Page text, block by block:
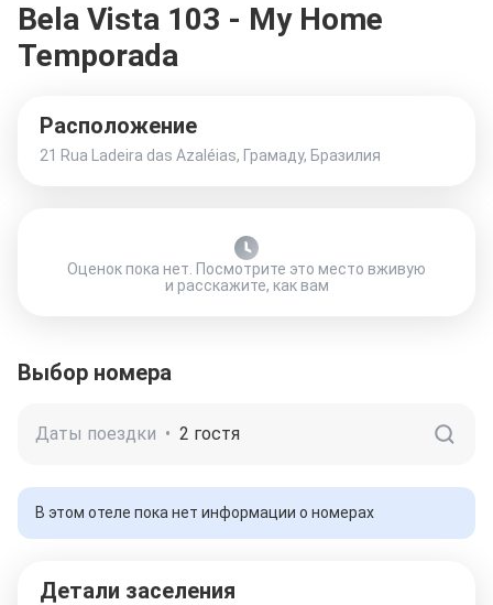
Bela Vista 103 - My Home
Temporada
Расположение
21 Rua Ladeira das Azaléias, Грамаду, Бразилия
Оценок пока нет. Посмотрите это место вживую
и расскажите, как вам
Выбор номера
Даты поездки • 2 гостя
В этом отеле пока нет информации о номерах
Детали заселения